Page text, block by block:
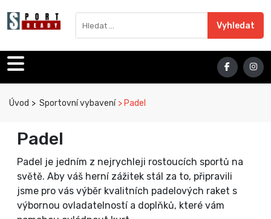
Sport Ready
Vyhledat
Úvod Sportovní vybavení Padel
Padel
Padel je jedním z nejrychleji rostoucích sportů na
světě. Aby váš herní zážitek stál za to, připravili
jsme pro vás výběr kvalitních padelových raket s
výbornou ovladatelností a doplňků, které vám